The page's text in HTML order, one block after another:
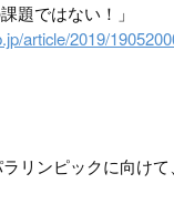
題ではない！」
article/2019/
リンピックに向け